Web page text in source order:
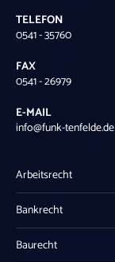
TELEFON
0541 - 35760
FAX
0541 - 26979
E-MAIL
info@funk-tenfelde.de
Arbeitsrecht
Bankrecht
Baurecht